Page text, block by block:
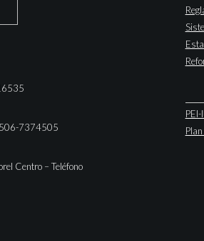
7374505
Centro – Teléfono